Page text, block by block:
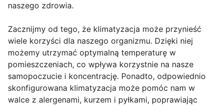
naszego zdrowia.
Zacznijmy od tego, że klimatyzacja może przynieść
wiele korzyści dla naszego organizmu. Dzięki niej
możemy utrzymać optymalną temperaturę w
pomieszczeniach, co wpływa korzystnie na nasze
samopoczucie i koncentrację. Ponadto, odpowiednio
skonfigurowana klimatyzacja może pomóc nam w
walce z alergenami, kurzem i pyłkami, poprawiając